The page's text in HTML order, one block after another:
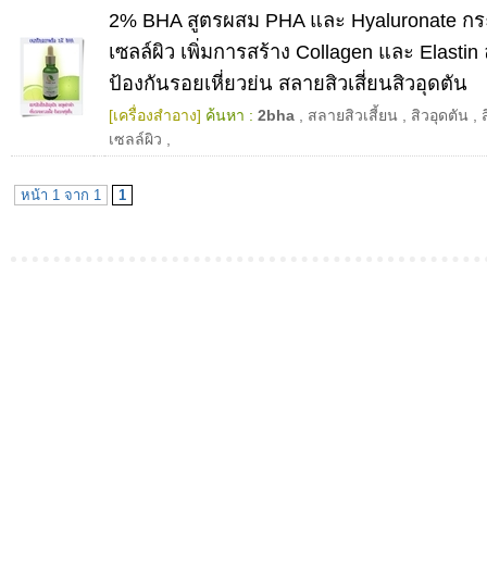
2% BHA สูตรผสม PHA และ Hyaluronate ก
เซลล์ผิว เพิ่มการสร้าง Collagen และ
ป้องกันรอยเหี่ยวย่น สลายสิวเสี่ยนสิวอุดตัน
[เครื่องสำอาง] ค้นหา : 2bha สลายสิวเสี้ยน สิวอุดตัน
เซลล์ผิว
หน้า 1 จาก 1 1